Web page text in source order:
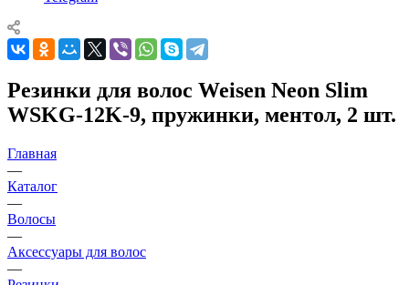
Резинки для волос Weisen Neon Slim
WSKG-12K-9, пружинки, ментол, 2 шт.
Главная
—
Каталог
—
Волосы
—
Аксессуары для волос
—